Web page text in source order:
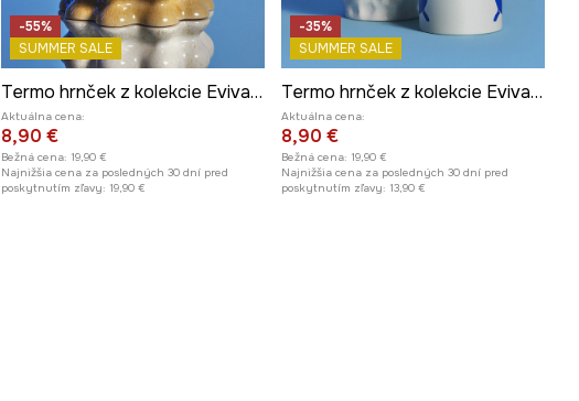
-55%
SUMMER SALE
Termo hrnček z kolekcie Eviva L'arte
Aktuálna cena:
8,90 €
Bežná cena: 19,90 €
Najnižšia cena za posledných 30 dní pred
poskytnutím zľavy: 19,90 €
-35%
SUMMER SALE
Termo hrnček z kolekcie Eviva L'arte 480 ml
Aktuálna cena:
8,90 €
Bežná cena: 19,90 €
Najnižšia cena za posledných 30 dní pred
poskytnutím zľavy: 13,90 €